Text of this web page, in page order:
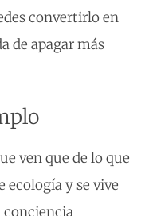
convertirlo en
de apagar más
ven que de lo que
ecología y se vive
conciencia